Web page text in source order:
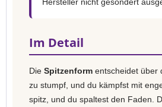
Im Detail
Die Spitzenform entscheidet über
zu stumpf, und du kämpfst mit
spitz, und du spaltest den Faden.